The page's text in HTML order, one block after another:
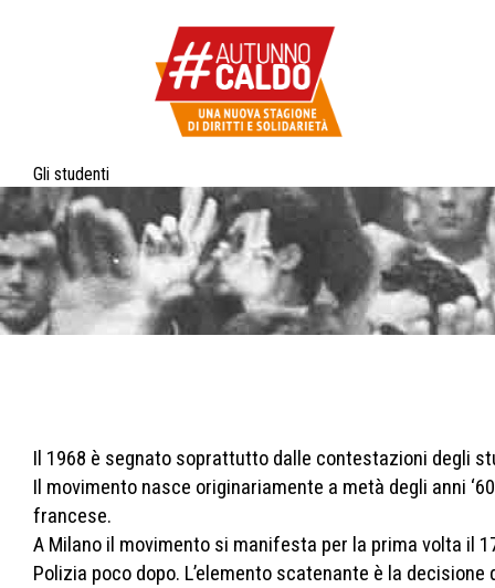
Gli studenti
Il 1968 è segnato soprattutto dalle contestazioni degli
Il movimento nasce originariamente a metà degli anni
francese.
A Milano il movimento si manifesta per la prima volta il
Polizia poco dopo. L’elemento scatenante è la